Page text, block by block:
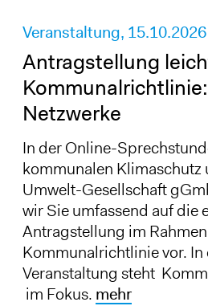
Veranstaltung, 15.10.2026
Antragstellung
Netzwerke
In der Online-
kommunalen
Umwelt-Gesellschaft
wir Sie umfassend auf die
Antragstellung im
Kommunalrichtlinie vor. In
Veranstaltung steht
im Fokus. mehr